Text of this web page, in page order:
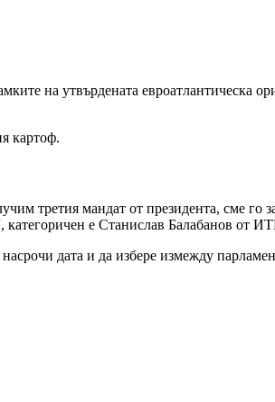
на утвърдената евроатлантическа
картоф.
третия мандат от президента, сме го
категоричен е Станислав Балабанов от
дата и да избере измежду